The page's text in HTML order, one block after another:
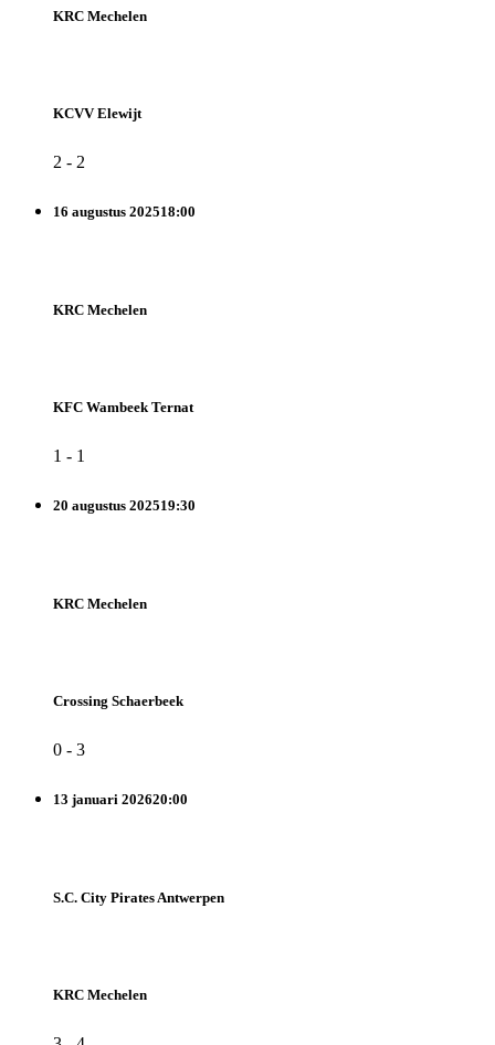
KRC Mechelen
KCVV Elewijt
2 - 2
16 augustus 202518:00
KRC Mechelen
KFC Wambeek Ternat
1 - 1
20 augustus 202519:30
KRC Mechelen
Crossing Schaerbeek
0 - 3
13 januari 202620:00
S.C. City Pirates Antwerpen
KRC Mechelen